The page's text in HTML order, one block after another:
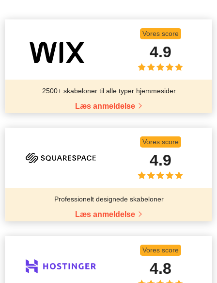
Vores score
4.9
2500+ skabeloner til alle typer hjemmesider
Læs anmeldelse
Vores score
4.9
Professionelt designede skabeloner
Læs anmeldelse
Vores score
4.8